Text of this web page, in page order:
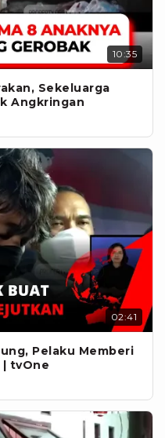
10:35
Sekeluarga
Angkringan
02:41
Pelaku Memberi
tvOne